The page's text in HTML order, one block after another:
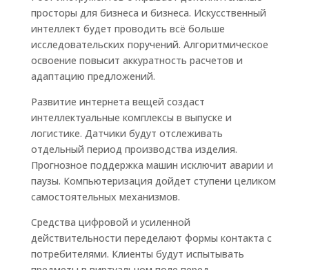
просторы для бизнеса и бизнеса. Искусственный
интеллект будет проводить всё больше
исследовательских поручений. Алгоритмическое
освоение повысит аккуратность расчетов и
адаптацию предложений.
Развитие интернета вещей создаст
интеллектуальные комплексы в выпуске и
логистике. Датчики будут отслеживать
отдельный период производства изделия.
Прогнозное поддержка машин исключит аварии и
паузы. Компьютеризация дойдет ступени целиком
самостоятельных механизмов.
Средства цифровой и усиленной
действительности переделают формы контакта с
потребителями. Клиенты будут испытывать